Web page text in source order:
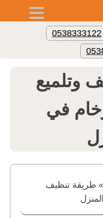
0538333122
وتلميع
في
» طريقة تنظيف